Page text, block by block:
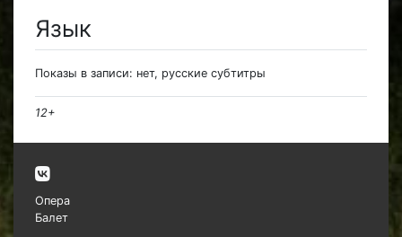
Язык
Показы в записи: нет, русские субтитры
12+
Опера
Балет